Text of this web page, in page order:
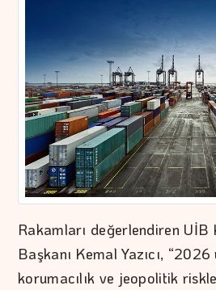
Rakamları değerlendiren
Başkanı Kemal Yazıcı, “2026
korumacılık ve jeopolitik